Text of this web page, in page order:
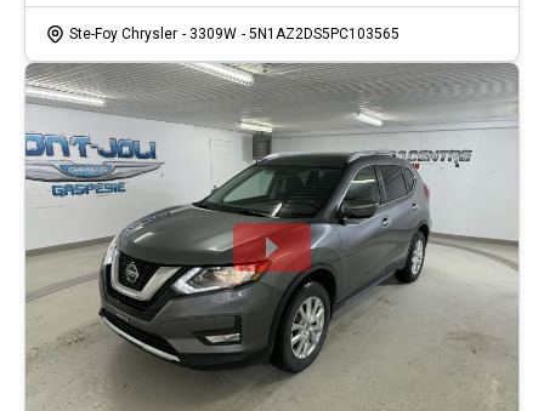
Ste-Foy Chrysler - 3309W - 5N1AZ2DS5PC103565